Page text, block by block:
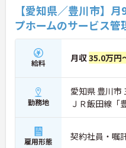
【愛知県／豊川市】
プホームのサービス管
給料 月収35.0万円
勤務地
愛知県 豊川市
ＪＲ飯田線「
雇用形態 契約社員・嘱